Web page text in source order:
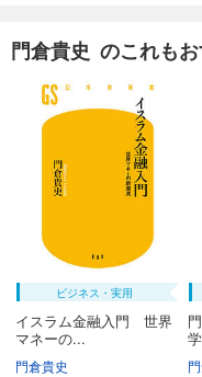
門倉貴史 のこれも
ビジネス・実用
イスラム金融入門 世界
マネーの...
門倉貴史
学